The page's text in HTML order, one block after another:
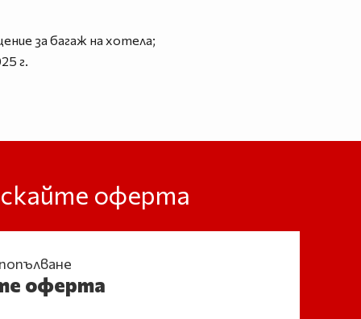
за багаж на хотела;
г.
оферта
оферта